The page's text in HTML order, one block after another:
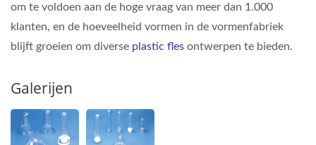
om te voldoen aan de hoge vraag van meer dan 1.000
klanten, en de hoeveelheid vormen in de vormenfabriek
blijft groeien om diverse plastic fles ontwerpen te bieden.
Galerijen